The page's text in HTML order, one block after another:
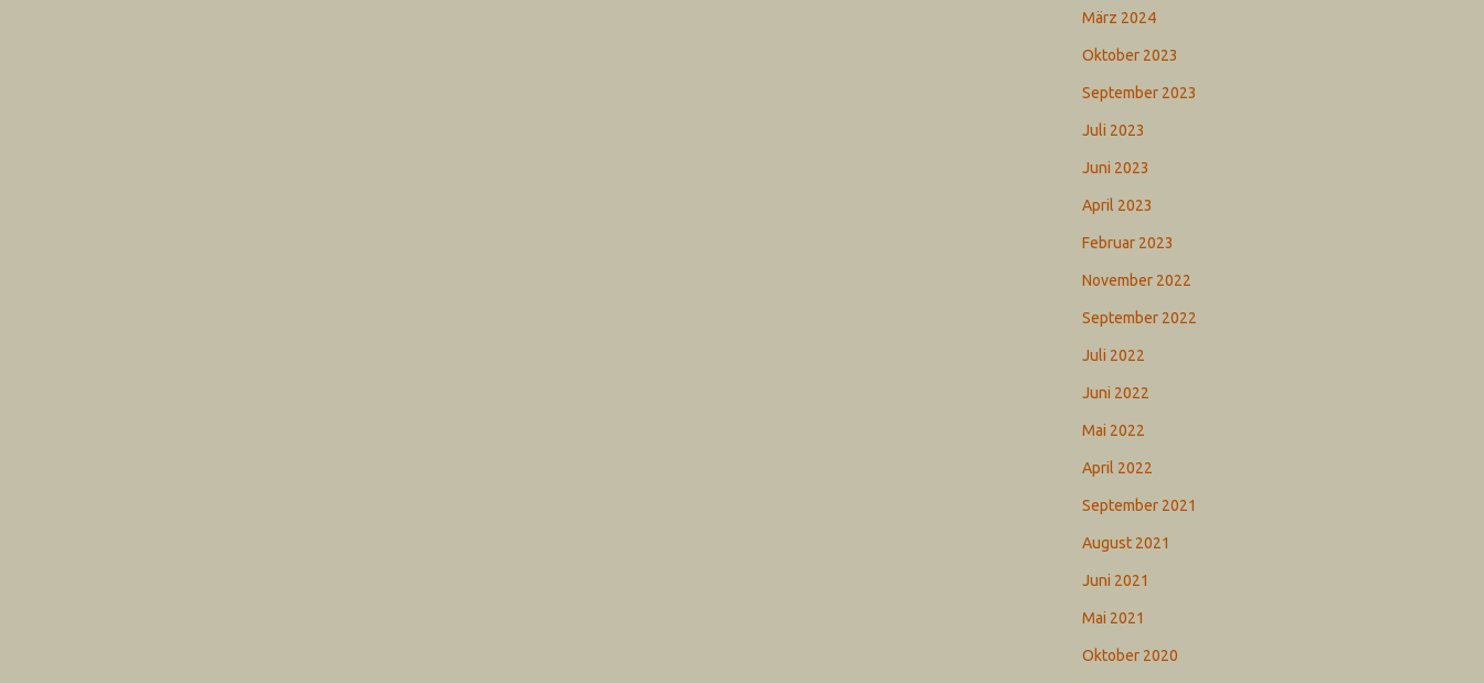
März 2024
Oktober 2023
September 2023
Juli 2023
Juni 2023
April 2023
Februar 2023
November 2022
September 2022
Juli 2022
Juni 2022
Mai 2022
April 2022
September 2021
August 2021
Juni 2021
Mai 2021
Oktober 2020